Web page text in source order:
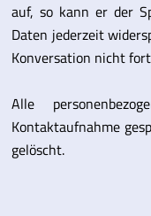
auf, so kann er der
Daten jederzeit
Konversation nicht
Alle
Kontaktaufnahme
gelöscht.